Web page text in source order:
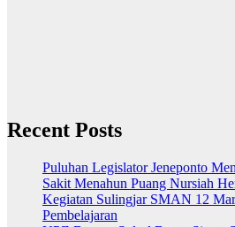
Recent Posts
Puluhan Legislator Jeneponto
Sakit Menahun Puang Nursiah
Kegiatan Sulingjar SMAN 12
Pembelajaran